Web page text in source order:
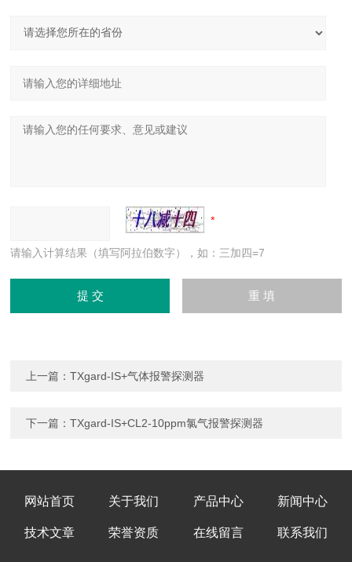
请输入计算结果（填写阿拉伯数字），如：三加四=7
上一篇：TXgard-IS+气体报警探测器
下一篇：TXgard-IS+CL2-10ppm氯气报警探测器
网站首页 关于我们 产品中心 新闻中心
技术文章 荣誉资质 在线留言 联系我们